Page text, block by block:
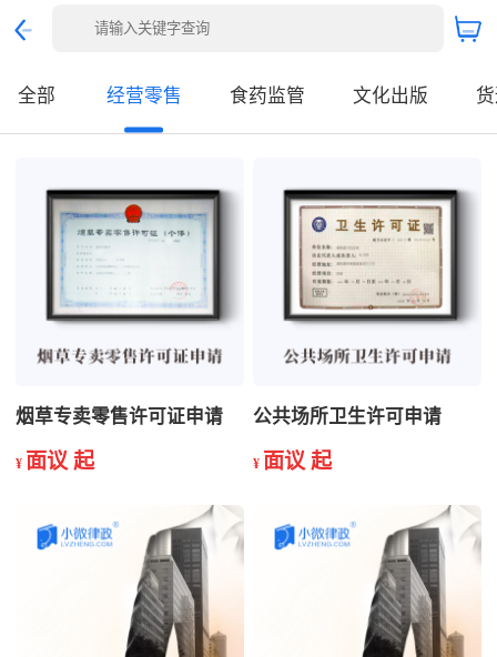
全部 经营零售 食药监管 文化出版
烟草专卖零售许可证申请
¥ 面议 起
公共场所卫生许可申请
¥ 面议 起